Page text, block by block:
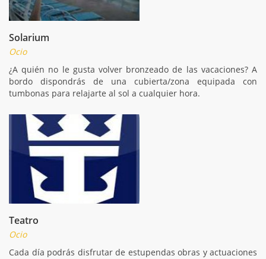
Solarium
Ocio
¿A quién no le gusta volver bronzeado de las vacaciones? A
bordo dispondrás de una cubierta/zona equipada con
tumbonas para relajarte al sol a cualquier hora.
Teatro
Ocio
Cada día podrás disfrutar de estupendas obras y actuaciones